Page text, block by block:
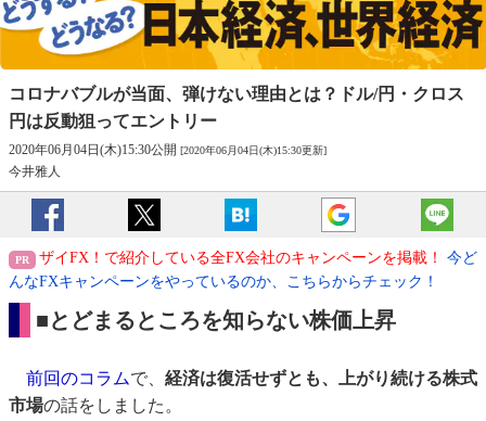
コロナバブルが当面、弾けない理由とは？ ドル/円・クロス
円は反動狙ってエントリー
2020年06月04日(木)15:30公開 [2020年06月04日(木)15:30更新]
今井雅人
ザイFX！で紹介している全FX会社のキャンペーンを掲載！
今ど
んなFXキャンペーンをやっているのか、こちらからチェック！
■とどまるところを知らない株価上昇
前回のコラムで、 経済は復活せずとも、上がり続ける株式
市場の話をしました。